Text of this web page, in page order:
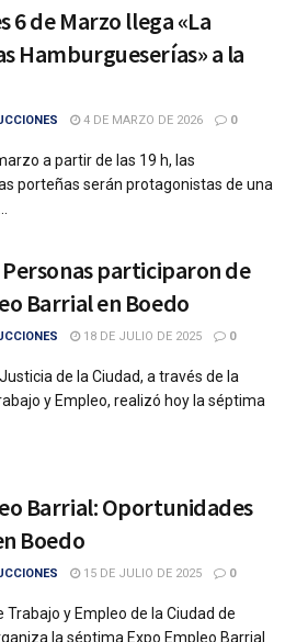
6 de Marzo llega «La
Hamburgueserías» a la
4 DE MARZO DE 2026 0
a partir de las 19 h, las
porteñas serán protagonistas de una
Personas participaron de
Barrial en Boedo
18 DE JULIO DE 2025 0
de la Ciudad, a través de la
y Empleo, realizó hoy la séptima
Barrial: Oportunidades
Boedo
15 DE JULIO DE 2025 0
Trabajo y Empleo de la Ciudad de
la séptima Expo Empleo Barrial